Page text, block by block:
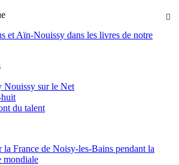

et Aïn-Nouissy dans les livres de notre
Nouissy sur le Net
du talent
la France de Noisy-les-Bains pendant la
mondiale